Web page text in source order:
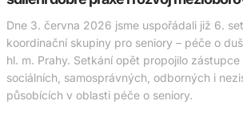
Dne 3. června 2026 jsme uspořádali již 6.
koordinační skupiny pro seniory – péče o
hl. m. Prahy. Setkání opět propojilo zástupce
sociálních, samosprávných, odborných i
působících v oblasti péče o seniory.